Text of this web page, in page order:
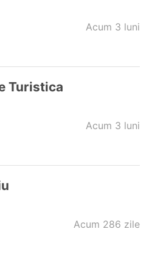
Acum 3 luni
Turistica
Acum 3 luni
Acum 286 zile